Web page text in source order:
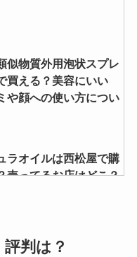
似物質外用泡状スプレ
買える？美容にいい
や顔への使い方につい
ラオイルは西松屋で購
売ってるお店はどこ？
)の売ってる場所は？
判は？